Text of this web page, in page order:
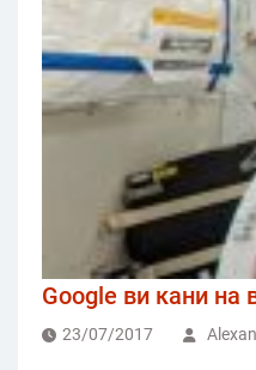
Google ви кани на
23/07/2017